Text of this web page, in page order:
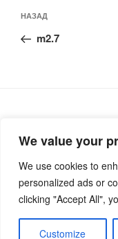
We value your
We use cookies to
personalized ads or
clicking "Accept All",
Customize
по
записям
Предыдущая
запись:
НАЗАД
m2.7
Русский
Deutsch